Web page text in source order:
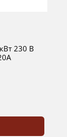
230 В